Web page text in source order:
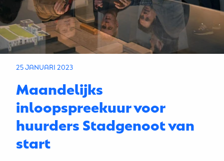
25 JANUARI 2023
Maandelijks
inloopspreekuur voor
huurders Stadgenoot van
start